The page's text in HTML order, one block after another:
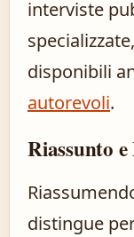
interviste
disponibili
autorevoli.
Riassunto
distingue